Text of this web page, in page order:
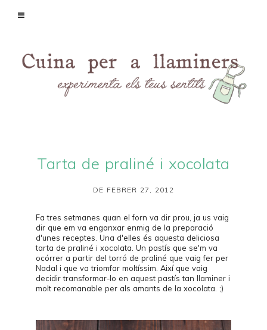
Tarta de praliné i xocolata
DE FEBRER 27, 2012
Fa tres setmanes quan el forn va dir prou, ja us vaig
dir que em va enganxar enmig de la preparació
d'unes receptes. Una d'elles és aquesta deliciosa
tarta de praliné i xocolata. Un pastís que se'm va
ocórrer a partir del torró de praliné que vaig fer per
Nadal i que va triomfar moltíssim. Així que vaig
decidir transformar-lo en aquest pastís tan llaminer i
molt recomanable per als amants de la xocolata. ;)